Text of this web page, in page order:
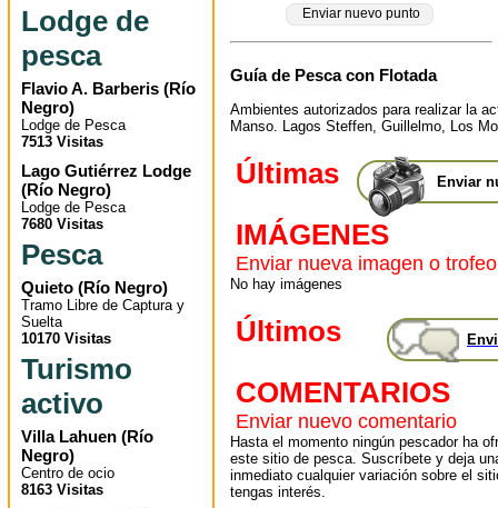
Lodge de
pesca
Flavio A. Barberis (Río
Negro)
Lodge de Pesca
7513 Visitas
Lago Gutiérrez Lodge
(Río Negro)
Lodge de Pesca
7680 Visitas
Pesca
Quieto (Río Negro)
Tramo Libre de Captura y
Suelta
10170 Visitas
Turismo
activo
Villa Lahuen (Río
Negro)
Centro de ocio
8163 Visitas
Enviar nuevo punto
Guía de Pesca con Flotada
Ambientes autorizados para realizar la
Manso. Lagos Steffen, Guillelmo, Los
Enviar
Últimas
IMÁGENES
Enviar nueva imagen o trofeo
No hay imágenes
Últimos
COMENTARIOS
Enviar nuevo comentario
Hasta el momento ningún pescador ha
este sitio de pesca. Suscríbete y deja
inmediato cualquier variación sobre el
tengas interés.